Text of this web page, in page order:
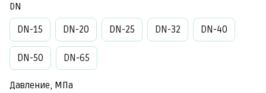
DN
DN-15 DN-20 DN-25 DN-32 DN-40
DN-50 DN-65
Давление, МПа